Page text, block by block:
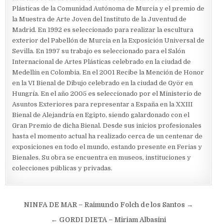
Plásticas de la Comunidad Autónoma de Murcia y el premio de
la Muestra de Arte Joven del Instituto de la Juventud de
Madrid. En 1992 es seleccionado para realizar la escultura
exterior del Pabellón de Murcia en la Exposición Universal de
Sevilla. En 1997 su trabajo es seleccionado para el Salón
Internacional de Artes Plásticas celebrado en la ciudad de
Medellín en Colombia. En el 2001 Recibe la Mención de Honor
en la VI Bienal de Dibujo celebrado en la ciudad de Györ en
Hungría. En el año 2005 es seleccionado por el Ministerio de
Asuntos Exteriores para representar a España en la XXIII
Bienal de Alejandría en Egipto, siendo galardonado con el
Gran Premio de dicha Bienal. Desde sus inicios profesionales
hasta el momento actual ha realizado cerca de un centenar de
exposiciones en todo el mundo, estando presente en Ferias y
Bienales. Su obra se encuentra en museos, instituciones y
colecciones públicas y privadas.
Navegación
NINFA DE MAR – Raimundo Folch de los Santos →
← GORDI DIETA – Miriam Albasini